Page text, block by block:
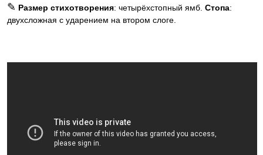
✎ Размер стихотворения: четырёхстопный ямб. Стопа:
двухсложная с ударением на втором слоге.